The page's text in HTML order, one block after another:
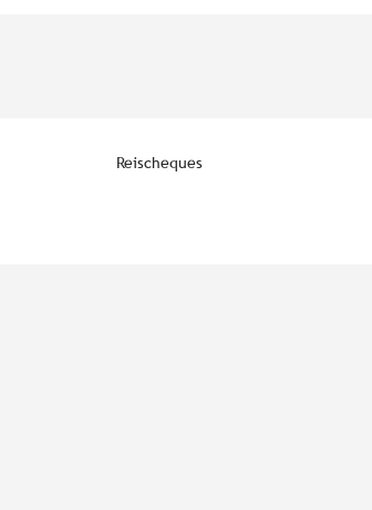
Reischeques